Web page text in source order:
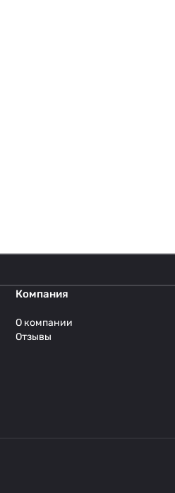
Компания
О компании
Отзывы